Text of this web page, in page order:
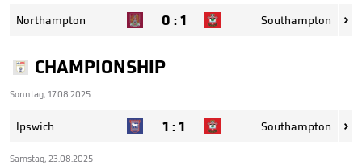
Northampton 0 :1 Southampton 
CHAMPIONSHIP
Sonntag, 17.08.2025
Ipswich 1 :1 Southampton 
Samstag, 23.08.2025